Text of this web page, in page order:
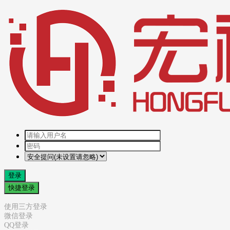
登录
快捷登录
使用三方登录
微信登录
QQ登录